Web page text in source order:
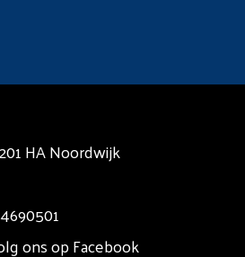
HA Noordwijk
ons op Facebook